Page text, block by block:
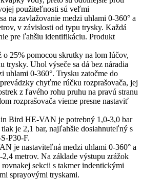
použiteľnosti sú veľmi
na zavlažovanie medzi uhlami 0-360° a
v závislosti od typu trysky. Každá
pre ľahšiu identifikáciu. Produkt
25% pomocou skrutky na lom lúčov,
trysky. Uhol výseče sa dá bez náradia
uhlami 0-360°. Trysku zatočme do
chyťme rúčku rozprašovača, jej
z ľavého rohu pruhu na pravú stranu
rozprašovača vieme presne nastaviť
Bird HE-VAN je potrebný 1,0-3,0 bar
je 2,1 bar, najľahšie dosiahnuteľný s
P30-F.
je nastaviteľná medzi uhlami 0-360° a
metrov. Na základe výstupu zrážok
sekcii s takmer indentickými
sprayovými tryskami.